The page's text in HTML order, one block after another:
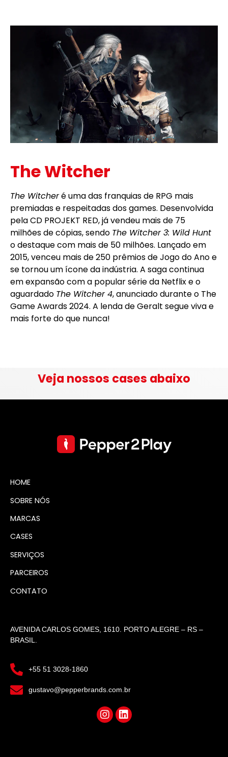
The Witcher
The Witcheré uma das franquias de RPG mais
premiadas e respeitadas dos games. Desenvolvida
pela CD PROJEKT RED, já vendeu mais de 75
milhões de cópias, sendo The Witcher 3: Wild Hunt
o destaque com mais de 50 milhões. Lançado em
2015, venceu mais de 250 prêmios de Jogo do Ano e
se tornou um ícone da indústria. A saga continua
em expansão com a popular série da Netflix e o
aguardado The Witcher 4, anunciado durante o The
Game Awards 2024. A lenda de Geralt segue viva e
mais forte do que nunca!
Veja nossos cases abaixo
HOME
SOBRE NÓS
MARCAS
CASES
SERVIÇOS
PARCEIROS
CONTATO
AVENIDA CARLOS GOMES, 1610. PORTO ALEGRE – RS –
BRASIL.
+55 51 3028-1860
gustavo@pepperbrands.com.br